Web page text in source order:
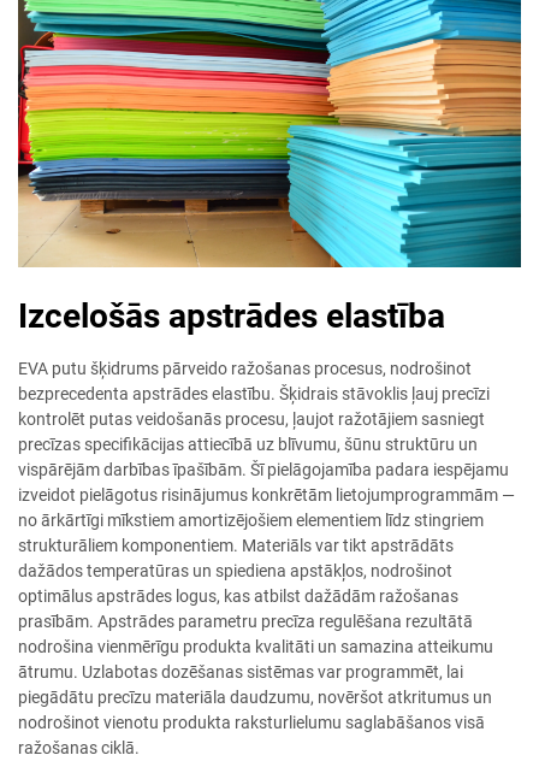
Izcelošās apstrādes elastība
EVA putu šķidrums pārveido ražošanas procesus, nodrošinot
bezprecedenta apstrādes elastību. Šķidrais stāvoklis ļauj precīzi
kontrolēt putas veidošanās procesu, ļaujot ražotājiem sasniegt
precīzas specifikācijas attiecībā uz blīvumu, šūnu struktūru un
vispārējām darbības īpašībām. Šī pielāgojamība padara iespējamu
izveidot pielāgotus risinājumus konkrētām lietojumprogrammām —
no ārkārtīgi mīkstiem amortizējošiem elementiem līdz stingriem
strukturāliem komponentiem. Materiāls var tikt apstrādāts
dažādos temperatūras un spiediena apstākļos, nodrošinot
optimālus apstrādes logus, kas atbilst dažādām ražošanas
prasībām. Apstrādes parametru precīza regulēšana rezultātā
nodrošina vienmērīgu produkta kvalitāti un samazina atteikumu
ātrumu. Uzlabotas dozēšanas sistēmas var programmēt, lai
piegādātu precīzu materiāla daudzumu, novēršot atkritumus un
nodrošinot vienotu produkta raksturlielumu saglabāšanos visā
ražošanas ciklā.